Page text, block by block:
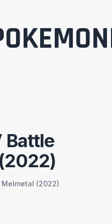
Battle
Melmetal (2022)